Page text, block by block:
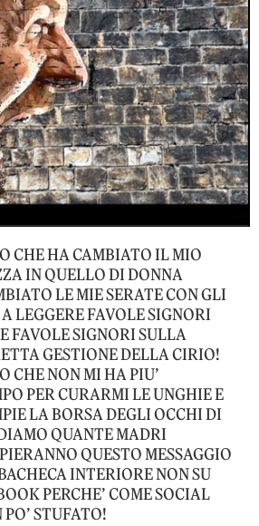
CHE HA CAMBIATO IL MIO
IN QUELLO DI DONNA
LE MIE SERATE CON GLI
LEGGERE FAVOLE SIGNORI
FAVOLE SIGNORI SULLA
GESTIONE DELLA CIRIO!
CHE NON MI HA PIU’
PER CURARMI LE UNGHIE E
LA BORSA DEGLI OCCHI DI
QUANTE MADRI
QUESTO MESSAGGIO
INTERIORE NON SU
PERCHE’ COME SOCIAL
STUFATO!